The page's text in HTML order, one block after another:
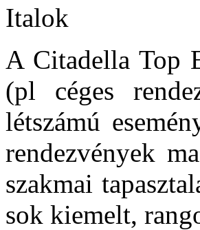
A Citadella Top
(pl céges
létszámú
rendezvények
szakmai
sok kiemelt,